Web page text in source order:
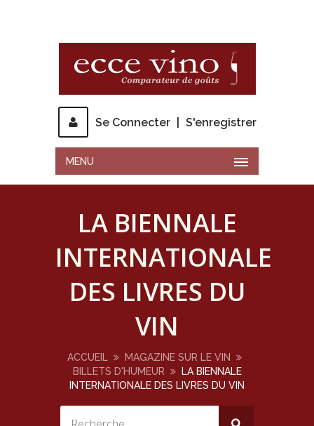
Se Connecter S'enregistrer
MENU
LA BIENNALE
INTERNATIONALE
DES LIVRES DU
VIN
ACCUEIL
MAGAZINE SUR LE VIN
BILLETS D'HUMEUR
LA BIENNALE
INTERNATIONALE DES LIVRES DU VIN